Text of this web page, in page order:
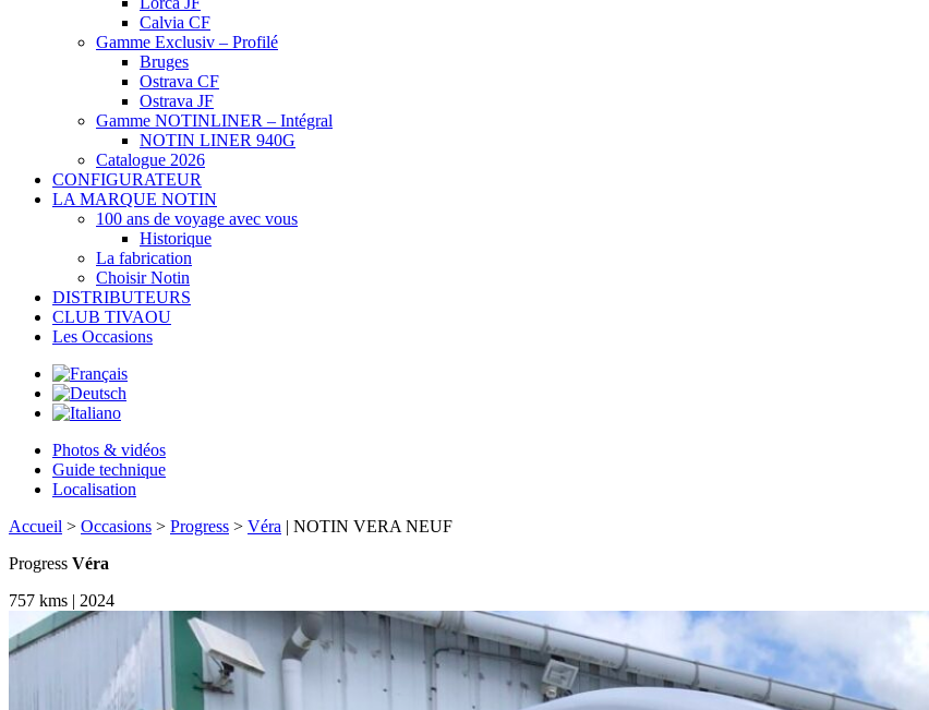
Calvia CF
Gamme Exclusiv – Profilé
Bruges
Ostrava CF
Ostrava JF
Gamme NOTINLINER – Intégral
NOTIN LINER 940G
Catalogue 2026
CONFIGURATEUR
LA MARQUE NOTIN
100 ans de voyage avec vous
Historique
La fabrication
Choisir Notin
DISTRIBUTEURS
CLUB TIVAOU
Les Occasions
Photos & vidéos
Guide technique
Localisation
Accueil > Occasions > Progress > Véra | NOTIN VERA NEUF
Progress Véra
757 kms | 2024